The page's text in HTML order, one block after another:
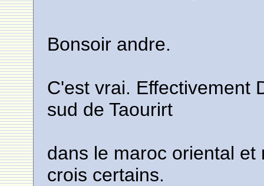
Bonsoir andre.
C'est vrai. Effectivement
sud de Taourirt
dans le maroc oriental
crois certains.